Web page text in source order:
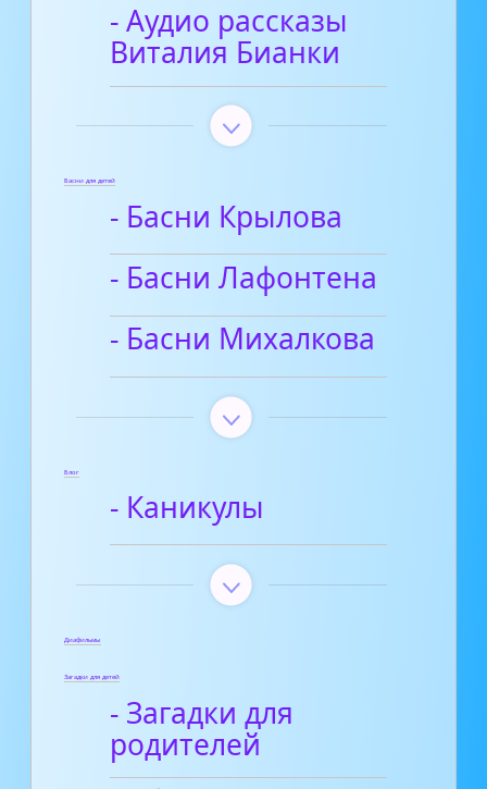
- Аудио рассказы
Виталия Бианки
Басни для детей
- Басни Крылова
- Басни Лафонтена
- Басни Михалкова
Блог
- Каникулы
Диафильмы
Загадки для детей
- Загадки для
родителей